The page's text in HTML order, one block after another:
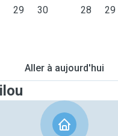
29 30 28 29
Aller à aujourd'hui